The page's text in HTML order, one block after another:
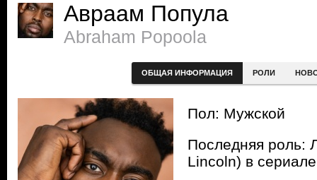
Авраам Попула
Abraham Popoola
ОБЩАЯ ИНФОРМАЦИЯ РОЛИ
Пол: Мужской
Последняя роль:
Lincoln) в